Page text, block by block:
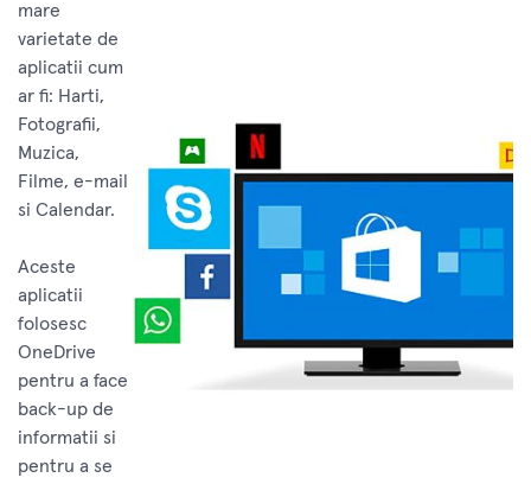
mare
varietate de
aplicatii cum
ar fi: Harti,
Fotografii,
Muzica,
Filme, e-mail
si Calendar.
Aceste
aplicatii
folosesc
OneDrive
pentru a face
back-up de
informatii si
pentru a se